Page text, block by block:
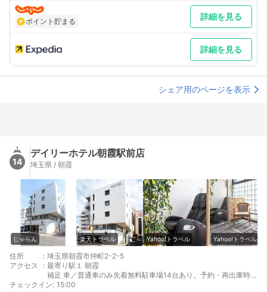
ポイント貯まる 詳細を見る
詳細を見る
シェア用のページを表示
14
デイリーホテル朝霞駅前店
埼玉県 / 朝霞
じゃらん 楽天トラベル Yahoo!トラベル Yahoo!トラベル
住所 : 埼玉県朝霞市仲町2-2-5
アクセス
: 最寄り駅１ 朝霞
補足 車／普通車のみ先着無料駐車場14台あり。予約・再出庫時の
取り置き不可。提携駐車場の割引チケットをご用意しておりま
チェックイン: 15:00